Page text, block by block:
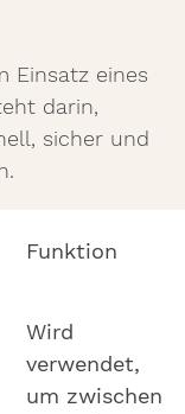
Einsatz eines
darin,
sicher und
Funktion
Wird
verwendet,
um zwischen